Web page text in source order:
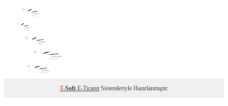
T-Soft E-Ticaret Sistemleriyle Hazırlanmıştır.